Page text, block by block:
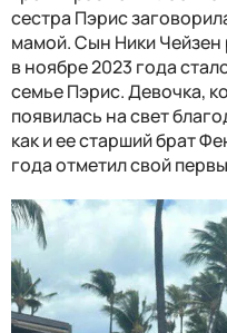
сестра Пэрис
мамой. Сын Ники Чейзен
в ноябре 2023 года
семье Пэрис. Девочка,
появилась на свет
как и ее старший брат
года отметил свой